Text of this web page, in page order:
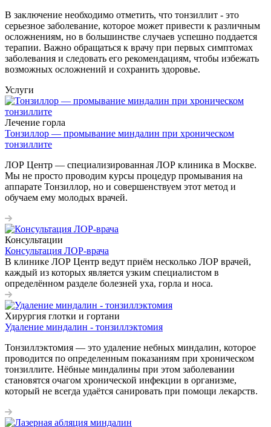
В заключение необходимо отметить, что тонзиллит - это
серьезное заболевание, которое может привести к различным
осложнениям, но в большинстве случаев успешно поддается
терапии. Важно обращаться к врачу при первых симптомах
заболевания и следовать его рекомендациям, чтобы избежать
возможных осложнений и сохранить здоровье.
Услуги
Лечение горла
Тонзиллор — промывание миндалин при хроническом
тонзиллите
ЛОР Центр — специализированная ЛОР клиника в Москве.
Мы не просто проводим курсы процедур промывания на
аппарате Тонзиллор, но и совершенствуем этот метод и
обучаем ему молодых врачей.
Консультации
Консультация ЛОР-врача
В клинике ЛОР Центр ведут приём несколько ЛОР врачей,
каждый из которых является узким специалистом в
определённом разделе болезней уха, горла и носа.
Хирургия глотки и гортани
Удаление миндалин - тонзиллэктомия
Тонзиллэктомия — это удаление небных миндалин, которое
проводится по определенным показаниям при хроническом
тонзиллите. Нёбные миндалины при этом заболевании
становятся очагом хронической инфекции в организме,
который не всегда удаётся санировать при помощи лекарств.